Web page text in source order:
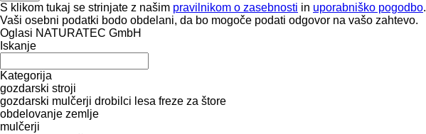
S klikom tukaj se strinjate z našim pravilnikom o zasebnosti in uporabniško pogodbo.
Vaši osebni podatki bodo obdelani, da bo mogoče podati odgovor na vašo zahtevo.
Oglasi NATURATEC GmbH
Iskanje
Kategorija
gozdarski stroji
gozdarski mulčerji drobilci lesa freze za štore
obdelovanje zemlje
mulčerji